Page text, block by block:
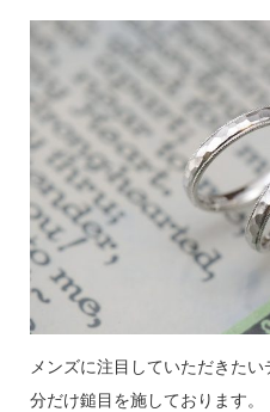
メンズに注目していただきた
分だけ鎚目を施しております。